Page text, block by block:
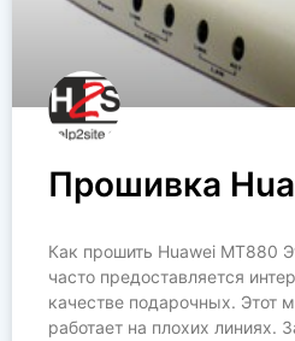
Прошивка
Как прошить Huawei MT880
часто предоставляется
качестве подарочных. Этот
работает на плохих линиях.